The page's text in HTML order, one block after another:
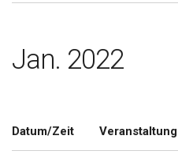
Jan. 2022
Datum/Zeit Veranstaltung